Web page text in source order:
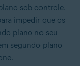
sob controle.
impedir que os
plano no seu
segundo plano